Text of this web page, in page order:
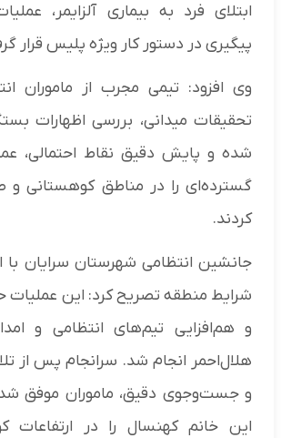
ابتلای فرد به بیماری آلزایمر،
پیگیری در دستور کار ویژه پلیس قرار
وی افزود: تیمی مجرب از ماموران
تحقیقات میدانی، بررسی اظهارات
شده و پایش دقیق نقاط احتمالی،
گسترده‌ای را در مناطق کوهستانی و
کردند.
جانشین انتظامی شهرستان سرایان
شرایط منطقه تصریح کرد: این
و هم‌افزایی تیم‌های انتظامی و
هلال‌احمر انجام شد. سرانجام پس از
و جست‌وجوی دقیق، ماموران موفق
این خانم کهنسال را در ارتفاعات